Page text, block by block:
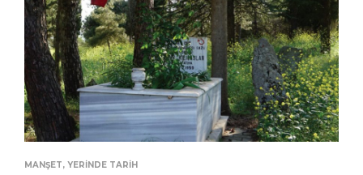
MANŞET, YERINDE TARIH